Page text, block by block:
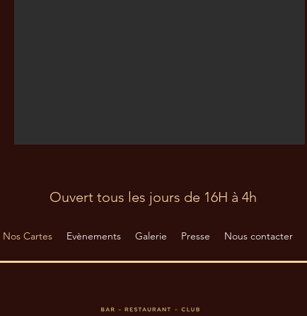
Ouvert tous les jours de 16H à 4h
Nos Cartes Evènements Galerie Presse Nous contacter